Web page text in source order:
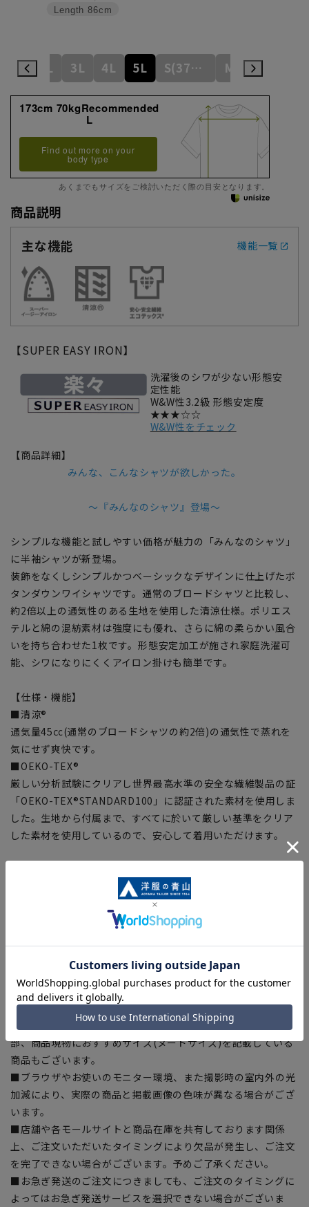
Length 86cm
LL 3L 4L 5L S(37cm) M(39cm)
173cm 70kgRecommended
L
Find out more on your
body type
あくまでもサイズをご検討いただく際の目安となります。
商品説明
主な機能
機能一覧
【SUPER EASY IRON】
洗濯後のシワが少ない形態安
定性能
W&W性3.2級 形態安定度
★★★☆☆
W&W性をチェック
【商品詳細】
みんな、こんなシャツが欲しかった。
～『みんなのシャツ』登場～
シンプルな機能と試しやすい価格が魅力の「みんなのシャツ」
に半袖シャツが新登場。
装飾をなくしシンプルかつベーシックなデザインに仕上げたボ
タンダウンワイシャツです。通常のブロードシャツと比較し、
約2倍以上の通気性のある生地を使用した清涼仕様。ポリエス
テルと綿の混紡素材は強度にも優れ、さらに綿の柔らかい風合
いを持ち合わせた1枚です。形態安定加工が施され家庭洗濯可
能、シワになりにくくアイロン掛けも簡単です。
【仕様・機能】
■清涼®
通気量45㏄(通常のブロードシャツの約2倍)の通気性で蒸れを
気にせず爽快です。
■OEKO-TEX®
厳しい分析試験にクリアし世界最高水準の安全な繊維製品の証
「OEKO-TEX®STANDARD100」に認証された素材を使用しま
した。生地から付属まで、すべてに於いて厳しい基準をクリア
した素材を使用しているので、安心して着用いただけます。
■商品画像はサンプルのため、色味やサイズ等の仕様に変更が
入の目安としてご利用ください。
■生地や仕様・デザインにより、着用感や実際のサイズ表に若
干の誤差が生じる場合がございます。予めご了承ください。
■サイズスペックは仕上がりサイズを記載しております。一
部、商品現物におすすめサイズ(ヌードサイズ)を記載している
商品もございます。
■ブラウザやお使いのモニター環境、また撮影時の室内外の光
加減により、実際の商品と掲載画像の色味が異なる場合がござ
います。
■店舗や各モールサイトと商品在庫を共有しております関係
上、ご注文いただいたタイミングにより欠品が発生し、ご注文
を完了できない場合がございます。予めご了承ください。
■お急ぎ発送のご注文につきましても、ご注文のタイミングに
よってはお急ぎ発送サービスを選択できない場合がございま